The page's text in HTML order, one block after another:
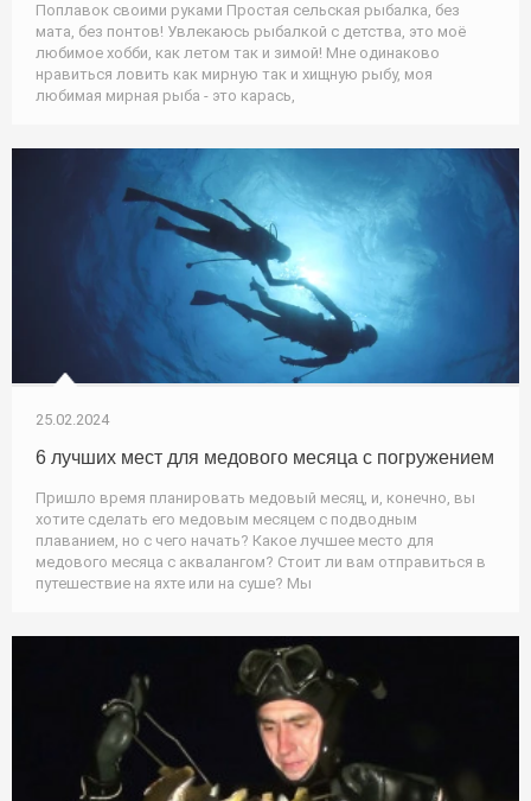
Поплавок своими руками Простая сельская рыбалка, без
мата, без понтов! Увлекаюсь рыбалкой с детства, это моё
любимое хобби, как летом так и зимой! Мне одинаково
нравиться ловить как мирную так и хищную рыбу, моя
любимая мирная рыба - это карась,
25.02.2024
6 лучших мест для медового месяца с погружением
Пришло время планировать медовый месяц, и, конечно, вы
хотите сделать его медовым месяцем с подводным
плаванием, но с чего начать? Какое лучшее место для
медового месяца с аквалангом? Стоит ли вам отправиться в
путешествие на яхте или на суше? Мы